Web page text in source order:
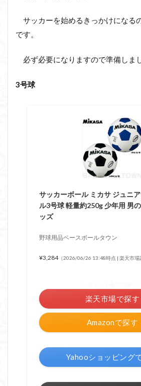
サッカーを始めるきっかけになる
です。
必ず必要になりますので準備しま
3号球
サッカーボール ミカサ ジュニ
ル3号球 軽量約250g 少年用 男
ッズ
野球用品ベースボールタウン
¥3,284（2026/06/26 13:48時点 | 楽天市場
Amazonで探す
楽天市場で探す
Yahooショッピング